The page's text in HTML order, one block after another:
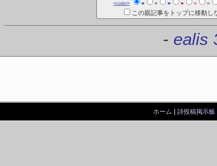
<color> ■ ■ ■ ■ ■ ■
この親記事をトップに移動し
- ealis
ホーム 詩投稿掲示板